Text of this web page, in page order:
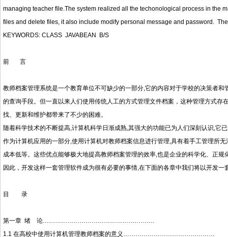
managing teacher file.The system realized all the techonological process in the
files and delete files, it also include modify personal message and password.
KEYWORDS: CLASS JAVABEAN B/S
前 言
教师档案管理系统是一个教育单位不可缺少的一部分,它的内容对于学校的决策者
的查询手段。但一直以来人们使用传统人工的方式管理文件档案，这种管理方式
找、更新和维护都带来了不少的困难。
随着科学技术的不断提高,计算机科学日渐成熟,其强大的功能已为人们深刻认识,它
作为计算机应用的一部分,使用计算机对教师档案信息进行管理,具有着手工管理所
成本低等。这些优点能够极大地提高教师档案管理的效率,也是企业的科学化、正规
因此，开发这样一套管理软件成为很有必要的事情,在下面的各章中我们将以开发
目 录
第一章 绪 论……………………………………………….
1.1 在高校中使用计算机管理教师档案的意义………………………………………